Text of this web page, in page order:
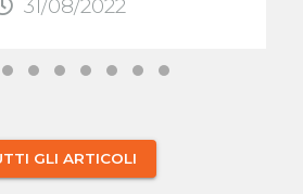
31/08/2022
GLI ARTICOLI